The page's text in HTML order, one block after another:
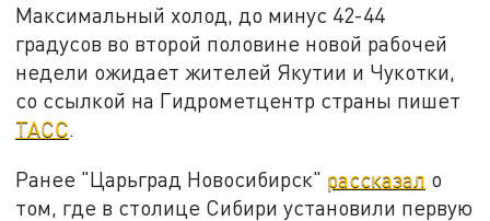
Максимальный холод, до минус 42-44
градусов во второй половине новой рабочей
недели ожидает жителей Якутии и Чукотки,
со ссылкой на Гидрометцентр страны пишет
ТАСС.
Ранее "Царьград Новосибирск" рассказал о
том, где в столице Сибири установили первую